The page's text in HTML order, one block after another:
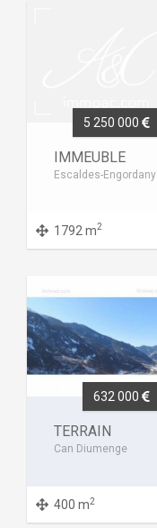
5 250 000
IMMEUBLE
Escaldes-Engordany
1792 m2
632 000
TERRAIN
Can Diumenge
400 m2